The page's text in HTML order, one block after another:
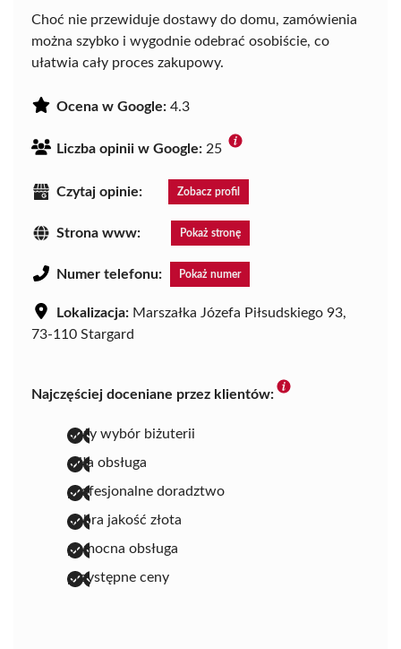
Choć nie przewiduje dostawy do domu, zamówienia
można szybko i wygodnie odebrać osobiście, co
ułatwia cały proces zakupowy.
Ocena w Google: 4.3
Liczba opinii w Google: 25
Czytaj opinie: Zobacz profil
Strona www: Pokaż stronę
Numer telefonu: Pokaż numer
Lokalizacja: Marszałka Józefa Piłsudskiego 93,
73-110 Stargard
Najczęściej doceniane przez klientów:
duży wybór biżuterii
miła obsługa
profesjonalne doradztwo
dobra jakość złota
pomocna obsługa
przystępne ceny